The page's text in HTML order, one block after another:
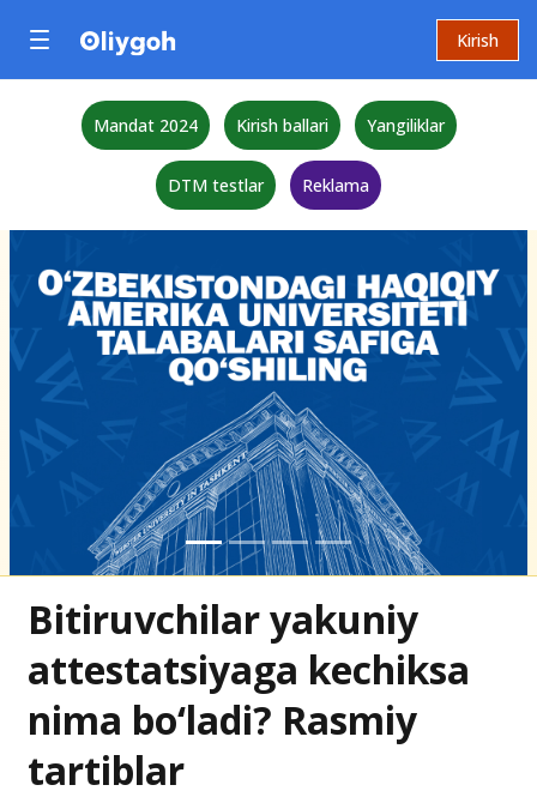
Kirish
Mandat 2024 Kirish ballari Yangiliklar
DTM testlar Reklama
Bitiruvchilar yakuniy
attestatsiyaga kechiksa
nima bo‘ladi? Rasmiy
tartiblar